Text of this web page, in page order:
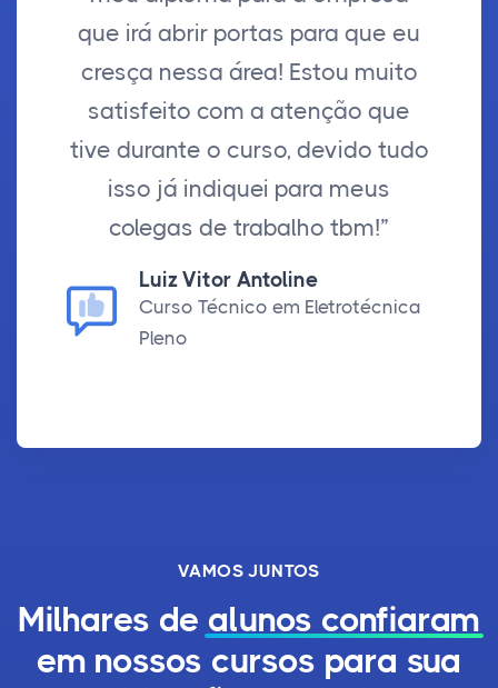
que irá abrir portas para que eu
cresça nessa área! Estou muito
satisfeito com a atenção que
tive durante o curso, devido tudo
isso já indiquei para meus
colegas de trabalho tbm!”
Luiz Vitor Antoline
Curso Técnico em Eletrotécnica
Pleno
VAMOS JUNTOS
Milhares de alunos confiaram
em nossos cursos para sua